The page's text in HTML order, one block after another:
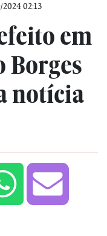
2024 02:13
em
Borges
notícia